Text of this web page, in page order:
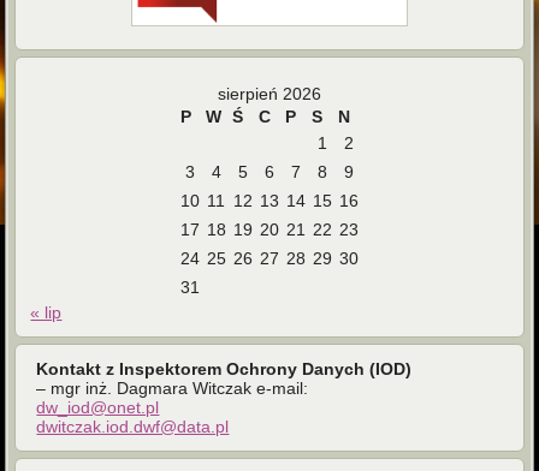
sierpień 2026
P
W Ś C P S
N
1
2
3
4 5 6 7 8
9
10 11 12 13 14 15 16
17 18 19 20 21 22 23
24 25 26 27 28 29 30
31
« lip
Kontakt z Inspektorem Ochrony Danych (IOD)
– mgr inż. Dagmara Witczak e-mail:
dw_iod@onet.pl
dwitczak.iod.dwf@data.pl